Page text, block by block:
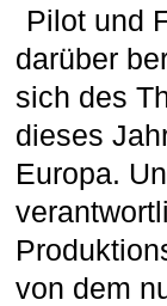
Pilot und
darüber
sich des
dieses
Europa.
von dem